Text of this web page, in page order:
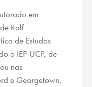
em
Ralf
de Estudos
o IEP-UCP, de
nas
e Georgetown,